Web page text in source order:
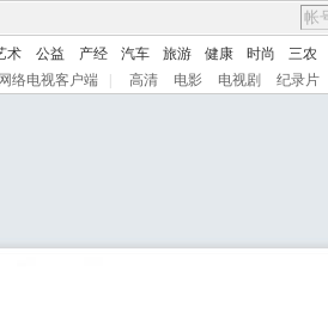
术 公益 产经 汽车 旅游 健康 时尚 三农
网络电视客户端 高清 电影 电视剧 纪录片